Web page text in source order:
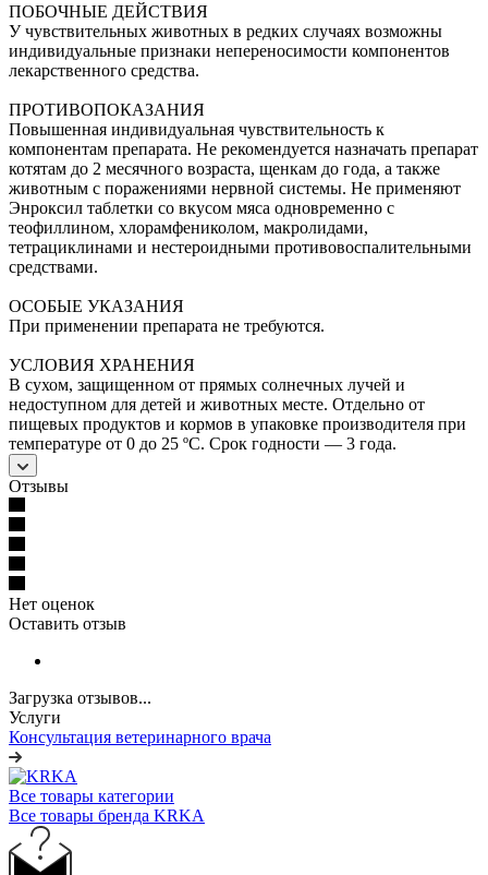
ПОБОЧНЫЕ ДЕЙСТВИЯ
У чувствительных животных в редких случаях возможны
индивидуальные признаки непереносимости компонентов
лекарственного средства.
ПРОТИВОПОКАЗАНИЯ
Повышенная индивидуальная чувствительность к
компонентам препарата. Не рекомендуется назначать препарат
котятам до 2 месячного возраста, щенкам до года, а также
животным с поражениями нервной системы. Не применяют
Энроксил таблетки со вкусом мяса одновременно с
теофиллином, хлорамфениколом, макролидами,
тетрациклинами и нестероидными противовоспалительными
средствами.
ОСОБЫЕ УКАЗАНИЯ
При применении препарата не требуются.
УСЛОВИЯ ХРАНЕНИЯ
В сухом, защищенном от прямых солнечных лучей и
недоступном для детей и животных месте. Отдельно от
пищевых продуктов и кормов в упаковке производителя при
температуре от 0 до 25 ºС. Срок годности — 3 года.
Отзывы
Нет оценок
Оставить отзыв
Загрузка отзывов...
Услуги
Консультация ветеринарного врача
Все товары категории
Все товары бренда KRKA